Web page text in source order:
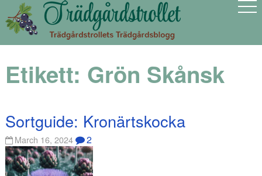
Etikett: Grön Skånsk
Sortguide: Kronärtskocka
March 16, 2024 2